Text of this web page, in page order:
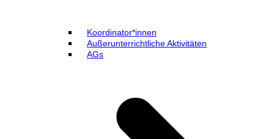
Koordinator*innen
Außerunterrichtliche Aktivitäten
AGs